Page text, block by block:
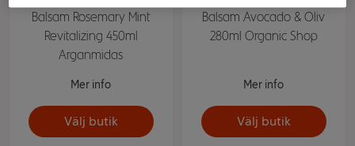
Balsam Rosemary Mint
Revitalizing 450ml
Arganmidas
Mer info
Välj butik
Balsam Avocado & Oliv
280ml Organic Shop
Mer info
Välj butik